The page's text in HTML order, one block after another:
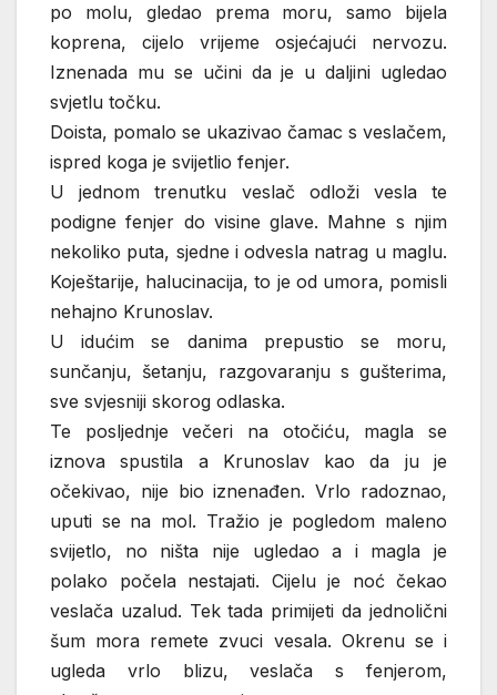
po molu, gledao prema moru, samo bijela
koprena, cijelo vrijeme osjećajući nervozu.
Iznenada mu se učini da je u daljini ugledao
svjetlu točku.
Doista, pomalo se ukazivao čamac s veslačem,
ispred koga je svijetlio fenjer.
U jednom trenutku veslač odloži vesla te
podigne fenjer do visine glave. Mahne s njim
nekoliko puta, sjedne i odvesla natrag u maglu.
Koještarije, halucinacija, to je od umora, pomisli
nehajno Krunoslav.
U idućim se danima prepustio se moru,
sunčanju, šetanju, razgovaranju s gušterima,
sve svjesniji skorog odlaska.
Te posljednje večeri na otočiću, magla se
iznova spustila a Krunoslav kao da ju je
očekivao, nije bio iznenađen. Vrlo radoznao,
uputi se na mol. Tražio je pogledom maleno
svijetlo, no ništa nije ugledao a i magla je
polako počela nestajati. Cijelu je noć čekao
veslača uzalud. Tek tada primijeti da jednolični
šum mora remete zvuci vesala. Okrenu se i
ugleda vrlo blizu, veslača s fenjerom,